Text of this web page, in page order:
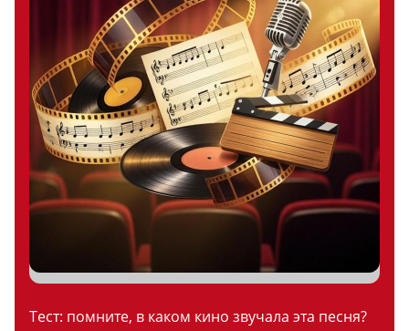
Тест: помните, в каком кино звучала эта песня?